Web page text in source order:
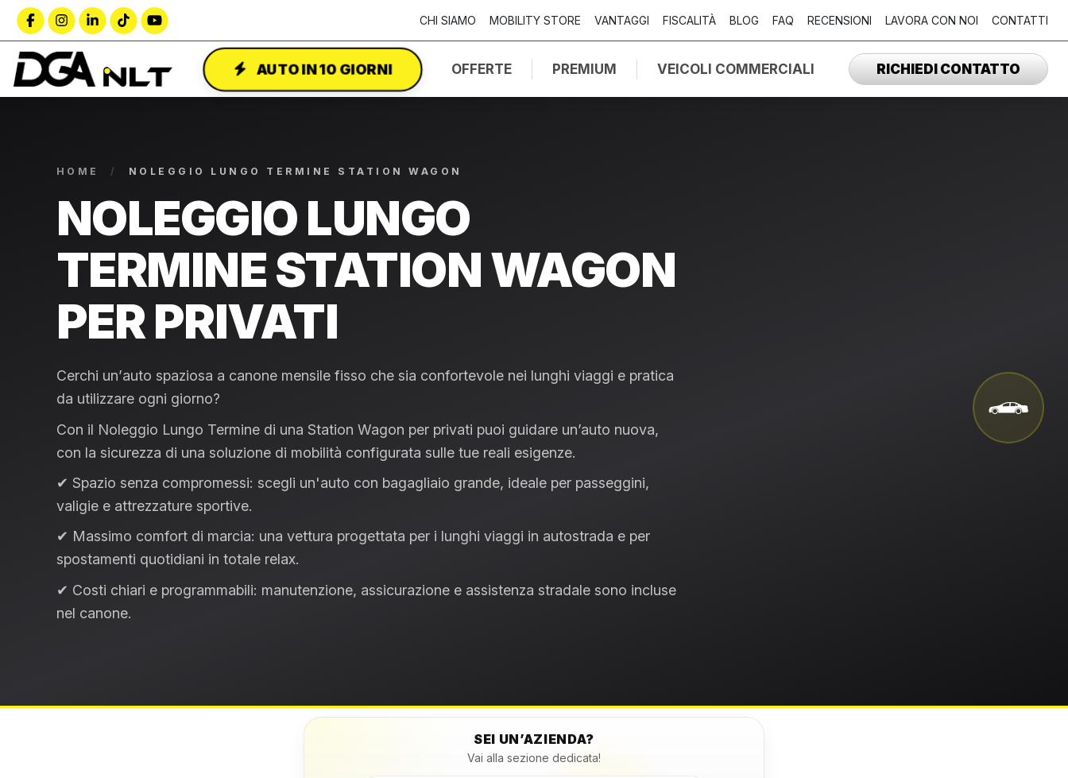
CHI SIAMO MOBILITY STORE VANTAGGI FISCALITÀ BLOG FAQ RECENSIONI LAVORA CON NOI CONTATTI
AUTO IN 10 GIORNI OFFERTE PREMIUM VEICOLI COMMERCIALI RICHIEDI CONTATTO
HOME / NOLEGGIO LUNGO TERMINE STATION WAGON
NOLEGGIO LUNGO
TERMINE STATION WAGON
PER PRIVATI
Cerchi un’auto spaziosa a canone mensile fisso che sia confortevole nei lunghi viaggi e pratica
da utilizzare ogni giorno?
Con il Noleggio Lungo Termine di una Station Wagon per privati puoi guidare un’auto nuova,
con la sicurezza di una soluzione di mobilità configurata sulle tue reali esigenze.
✔ Spazio senza compromessi: scegli un'auto con bagagliaio grande, ideale per passeggini,
valigie e attrezzature sportive.
✔ Massimo comfort di marcia: una vettura progettata per i lunghi viaggi in autostrada e per
spostamenti quotidiani in totale relax.
✔ Costi chiari e programmabili: manutenzione, assicurazione e assistenza stradale sono incluse
nel canone.
SEI UN’AZIENDA?
Vai alla sezione dedicata!